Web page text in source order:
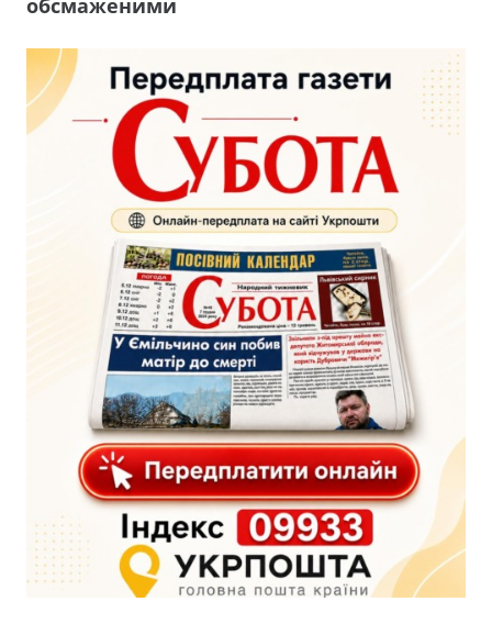
обсмаженими